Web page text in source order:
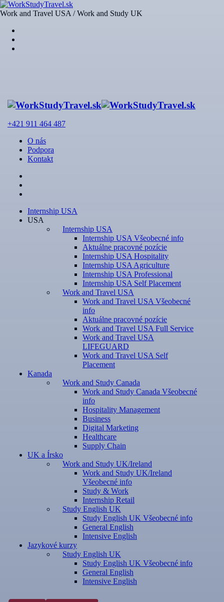
Work and Travel USA / Work and Study UK
+421 911 464 487
O nás
Podpora
Kontakt
Internship USA
USA
Internship USA
Internship USA Všeobecné info
Aktuálne pracovné pozície
Internship USA Hospitality
Internship USA Agriculture
Internship USA Professional
Internship USA Self Placement
Work and Travel USA
Work and Travel USA Všeobecné
info
Aktuálne pracovné pozície
Work and Travel USA Full Service
Work and Travel USA
LIFEGUARD
Work and Travel USA Self
Placement
Kanada
Work and Study Canada
Work and Study Canada Všeobecné
info
Hospitality Management
Business
Digital Marketing
Healthcare
Supply Chain
UK a Írsko
Work and Study UK/Ireland
Work and Study UK/Ireland
Všeobecné info
Study & Work
Internship Retail
Study English UK
Study English UK Všeobecné info
General English
Intensive English
Jazykové kurzy
Study English UK
Study English UK Všeobecné info
General English
Intensive English